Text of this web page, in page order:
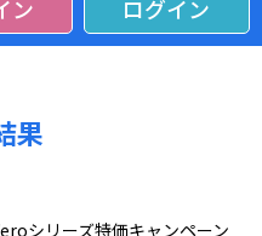
ン ログイン
果
シリーズ特価キャンペーン